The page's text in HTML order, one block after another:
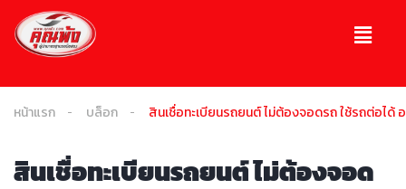
หน้าแรก บล็อก สินเชื่อทะเบียนรถยนต์ ไม่ต้องจอดรถ ใช้รถต่อได้ อ
สินเชื่อทะเบียนรถยนต์ ไม่ต้องจอด